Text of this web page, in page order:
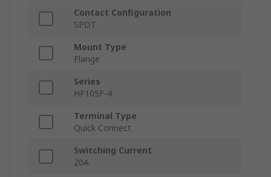
Contact Configuration
SPDT
Mount Type
Flange
Series
HF105F-4
Terminal Type
Quick Connect
Switching Current
20A